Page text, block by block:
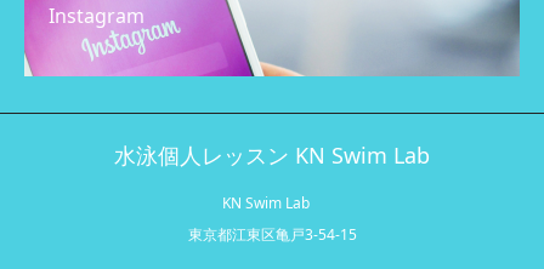
Instagram
水泳個人レッスン KN Swim Lab
KN Swim Lab
東京都江東区亀戸3-54-15